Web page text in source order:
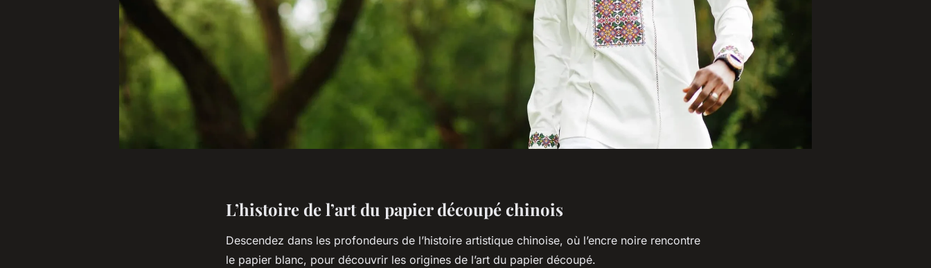
L’histoire de l’art du papier découpé chinois
Descendez dans les profondeurs de l’histoire artistique chinoise, où l’encre noire rencontre
le papier blanc, pour découvrir les origines de l’art du papier découpé.